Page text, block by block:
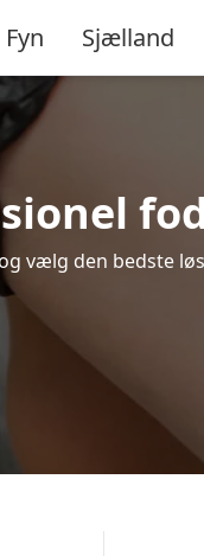
Fyn Sjælland
vælg den bedste